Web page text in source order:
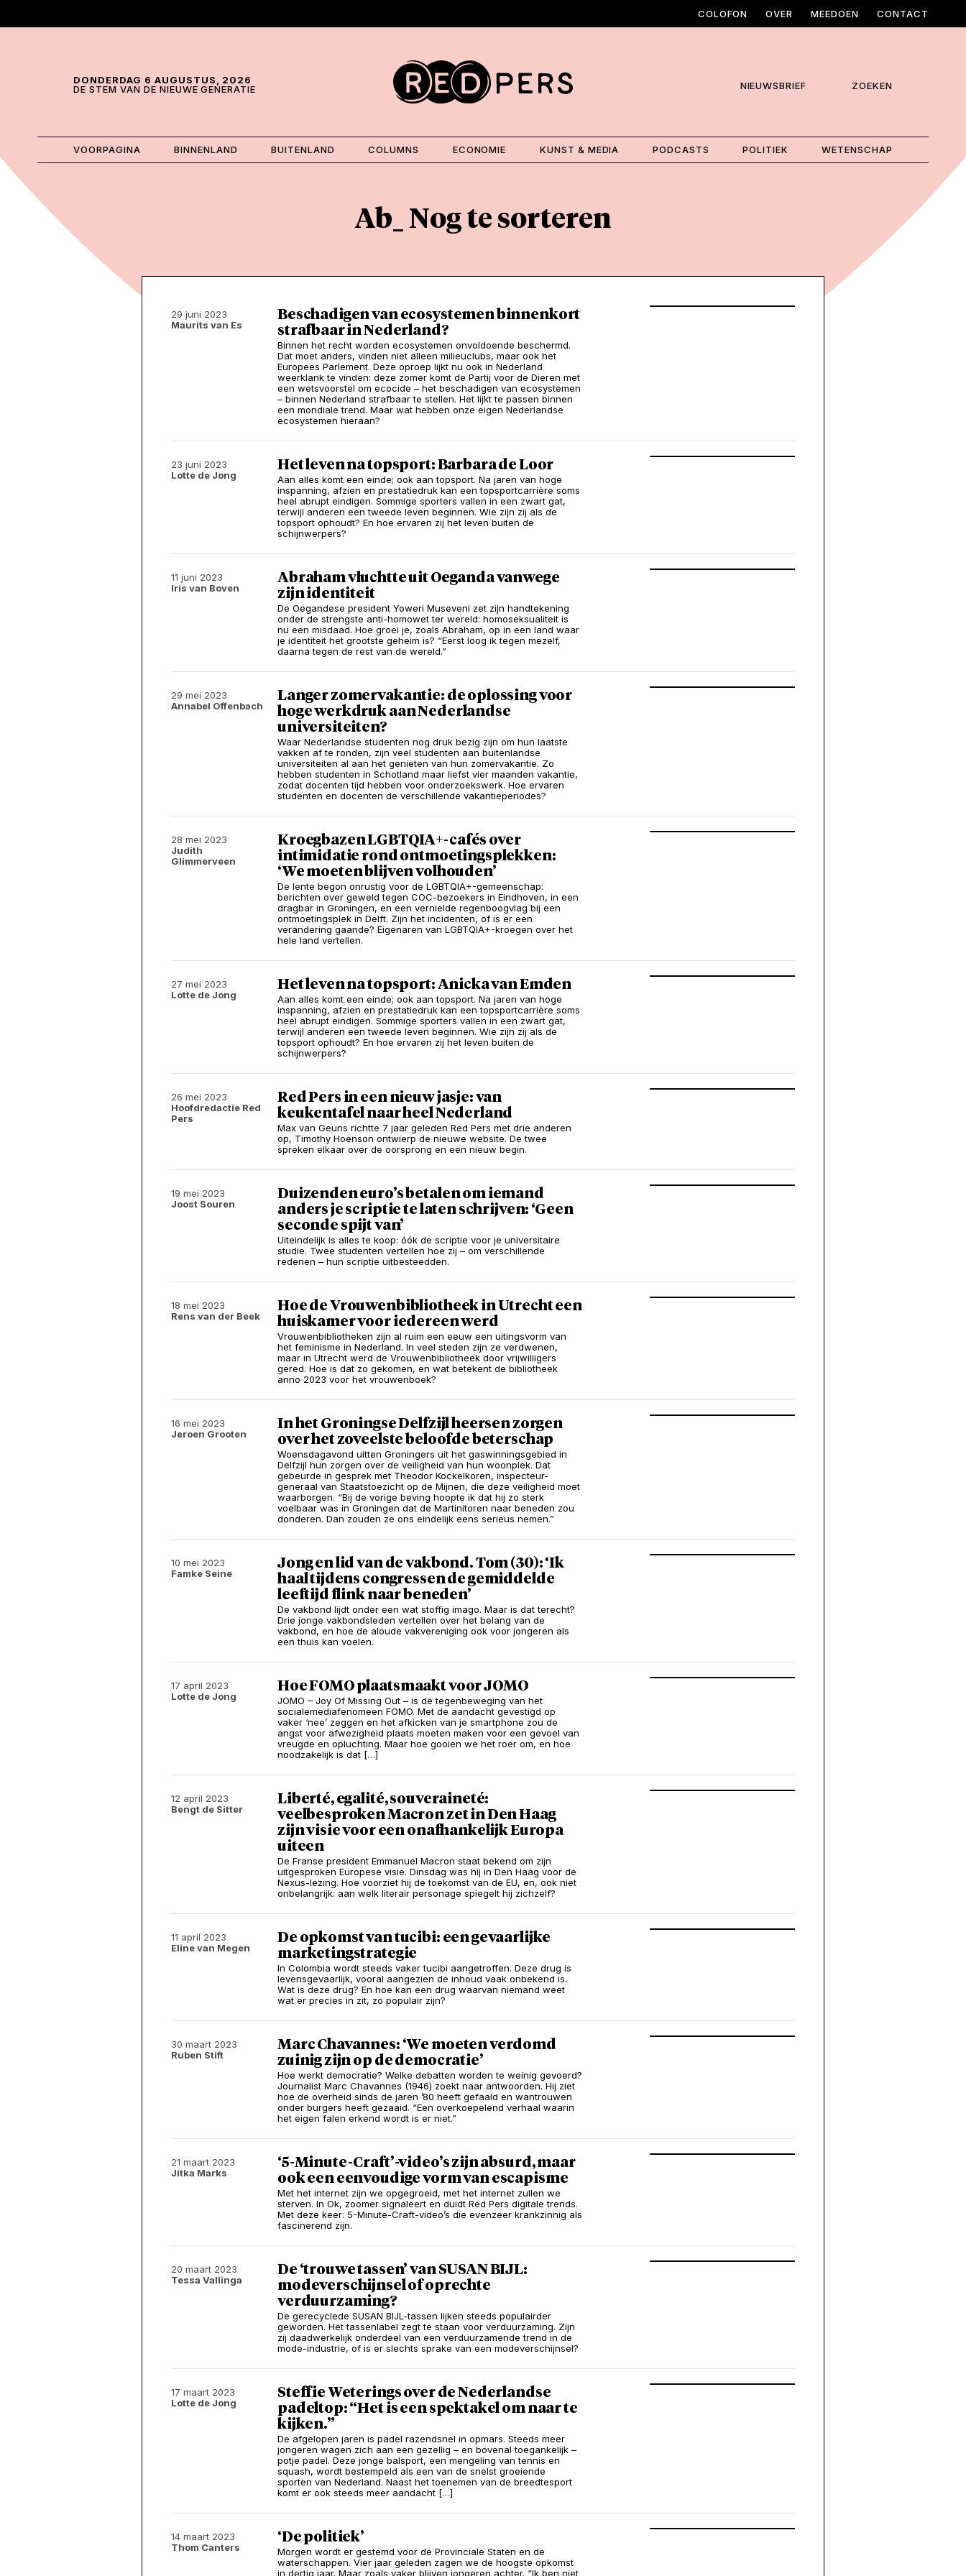
COLOFON OVER MEEDOEN CONTACT
DONDERDAG 6 AUGUSTUS, 2026
DE STEM VAN DE NIEUWE GENERATIE
NIEUWSBRIEF ZOEKEN
VOORPAGINA BINNENLAND BUITENLAND COLUMNS ECONOMIE KUNST & MEDIA PODCASTS POLITIEK WETENSCHAP
Ab_ Nog te sorteren
29 juni 2023
Maurits van Es
Beschadigen van ecosystemen binnenkort
strafbaar in Nederland?
Binnen het recht worden ecosystemen onvoldoende beschermd.
Dat moet anders, vinden niet alleen milieuclubs, maar ook het
Europees Parlement. Deze oproep lijkt nu ook in Nederland
weerklank te vinden: deze zomer komt de Partij voor de Dieren met
een wetsvoorstel om ecocide – het beschadigen van ecosystemen
– binnen Nederland strafbaar te stellen. Het lijkt te passen binnen
een mondiale trend. Maar wat hebben onze eigen Nederlandse
ecosystemen hieraan?
23 juni 2023
Lotte de Jong
Het leven na topsport: Barbara de Loor
Aan alles komt een einde; ook aan topsport. Na jaren van hoge
inspanning, afzien en prestatiedruk kan een topsportcarrière soms
heel abrupt eindigen. Sommige sporters vallen in een zwart gat,
terwijl anderen een tweede leven beginnen. Wie zijn zij als de
topsport ophoudt? En hoe ervaren zij het leven buiten de
schijnwerpers?
11 juni 2023
Iris van Boven
Abraham vluchtte uit Oeganda vanwege
zijn identiteit
De Oegandese president Yoweri Museveni zet zijn handtekening
onder de strengste anti-homowet ter wereld: homoseksualiteit is
nu een misdaad. Hoe groei je, zoals Abraham, op in een land waar
je identiteit het grootste geheim is? “Eerst loog ik tegen mezelf,
daarna tegen de rest van de wereld.”
29 mei 2023
Annabel Offenbach
Langer zomervakantie: de oplossing voor
hoge werkdruk aan Nederlandse
universiteiten?
Waar Nederlandse studenten nog druk bezig zijn om hun laatste
vakken af te ronden, zijn veel studenten aan buitenlandse
universiteiten al aan het genieten van hun zomervakantie. Zo
hebben studenten in Schotland maar liefst vier maanden vakantie,
zodat docenten tijd hebben voor onderzoekswerk. Hoe ervaren
studenten en docenten de verschillende vakantieperiodes?
28 mei 2023
Judith
Glimmerveen
Kroegbazen LGBTQIA+-cafés over
intimidatie rond ontmoetingsplekken:
‘We moeten blijven volhouden’
De lente begon onrustig voor de LGBTQIA+-gemeenschap:
berichten over geweld tegen COC-bezoekers in Eindhoven, in een
dragbar in Groningen, en een vernielde regenboogvlag bij een
ontmoetingsplek in Delft. Zijn het incidenten, of is er een
verandering gaande? Eigenaren van LGBTQIA+-kroegen over het
hele land vertellen.
27 mei 2023
Lotte de Jong
Het leven na topsport: Anicka van Emden
Aan alles komt een einde; ook aan topsport. Na jaren van hoge
inspanning, afzien en prestatiedruk kan een topsportcarrière soms
heel abrupt eindigen. Sommige sporters vallen in een zwart gat,
terwijl anderen een tweede leven beginnen. Wie zijn zij als de
topsport ophoudt? En hoe ervaren zij het leven buiten de
schijnwerpers?
26 mei 2023
Hoofdredactie Red
Pers
Red Pers in een nieuw jasje: van
keukentafel naar heel Nederland
Max van Geuns richtte 7 jaar geleden Red Pers met drie anderen
op, Timothy Hoenson ontwierp de nieuwe website. De twee
spreken elkaar over de oorsprong en een nieuw begin.
19 mei 2023
Joost Souren
Duizenden euro’s betalen om iemand
anders je scriptie te laten schrijven: ‘Geen
seconde spijt van’
Uiteindelijk is alles te koop: óók de scriptie voor je universitaire
studie. Twee studenten vertellen hoe zij – om verschillende
redenen – hun scriptie uitbesteedden.
18 mei 2023
Rens van der Beek
Hoe de Vrouwenbibliotheek in Utrecht een
huiskamer voor iedereen werd
Vrouwenbibliotheken zijn al ruim een eeuw een uitingsvorm van
het feminisme in Nederland. In veel steden zijn ze verdwenen,
maar in Utrecht werd de Vrouwenbibliotheek door vrijwilligers
gered. Hoe is dat zo gekomen, en wat betekent de bibliotheek
anno 2023 voor het vrouwenboek?
16 mei 2023
Jeroen Grooten
In het Groningse Delfzijl heersen zorgen
over het zoveelste beloofde beterschap
Woensdagavond uitten Groningers uit het gaswinningsgebied in
Delfzijl hun zorgen over de veiligheid van hun woonplek. Dat
gebeurde in gesprek met Theodor Kockelkoren, inspecteur-
generaal van Staatstoezicht op de Mijnen, die deze veiligheid moet
waarborgen. “Bij de vorige beving hoopte ik dat hij zo sterk
voelbaar was in Groningen dat de Martinitoren naar beneden zou
donderen. Dan zouden ze ons eindelijk eens serieus nemen.”
10 mei 2023
Famke Seine
Jong en lid van de vakbond. Tom (30): ‘Ik
haal tijdens congressen de gemiddelde
leeftijd flink naar beneden’
De vakbond lijdt onder een wat stoffig imago. Maar is dat terecht?
Drie jonge vakbondsleden vertellen over het belang van de
vakbond, en hoe de aloude vakvereniging ook voor jongeren als
een thuis kan voelen.
17 april 2023
Lotte de Jong
Hoe FOMO plaatsmaakt voor JOMO
JOMO – Joy Of Missing Out – is de tegenbeweging van het
socialemediafenomeen FOMO. Met de aandacht gevestigd op
vaker ‘nee’ zeggen en het afkicken van je smartphone zou de
angst voor afwezigheid plaats moeten maken voor een gevoel van
vreugde en opluchting. Maar hoe gooien we het roer om, en hoe
noodzakelijk is dat […]
12 april 2023
Bengt de Sitter
Liberté, egalité, souveraineté:
veelbesproken Macron zet in Den Haag
zijn visie voor een onafhankelijk Europa
uiteen
De Franse president Emmanuel Macron staat bekend om zijn
uitgesproken Europese visie. Dinsdag was hij in Den Haag voor de
Nexus-lezing. Hoe voorziet hij de toekomst van de EU, en, ook niet
onbelangrijk: aan welk literair personage spiegelt hij zichzelf?
11 april 2023
Eline van Megen
De opkomst van tucibi: een gevaarlijke
marketingstrategie
In Colombia wordt steeds vaker tucibi aangetroffen. Deze drug is
levensgevaarlijk, vooral aangezien de inhoud vaak onbekend is.
Wat is deze drug? En hoe kan een drug waarvan niemand weet
wat er precies in zit, zo populair zijn?
30 maart 2023
Ruben Stift
Marc Chavannes: ‘We moeten verdomd
zuinig zijn op de democratie’
Hoe werkt democratie? Welke debatten worden te weinig gevoerd?
Journalist Marc Chavannes (1946) zoekt naar antwoorden. Hij ziet
hoe de overheid sinds de jaren ’80 heeft gefaald en wantrouwen
onder burgers heeft gezaaid. “Een overkoepelend verhaal waarin
het eigen falen erkend wordt is er niet.”
21 maart 2023
Jitka Marks
‘5-Minute-Craft’-video’s zijn absurd, maar
ook een eenvoudige vorm van escapisme
Met het internet zijn we opgegroeid, met het internet zullen we
sterven. In Ok, zoomer signaleert en duidt Red Pers digitale trends.
Met deze keer: 5-Minute-Craft-video’s die evenzeer krankzinnig als
fascinerend zijn.
20 maart 2023
Tessa Vallinga
De ‘trouwe tassen’ van SUSAN BIJL:
modeverschijnsel of oprechte
verduurzaming?
De gerecyclede SUSAN BIJL-tassen lijken steeds populairder
geworden. Het tassenlabel zegt te staan voor verduurzaming. Zijn
zij daadwerkelijk onderdeel van een verduurzamende trend in de
mode-industrie, of is er slechts sprake van een modeverschijnsel?
17 maart 2023
Lotte de Jong
Steffie Weterings over de Nederlandse
padeltop: “Het is een spektakel om naar te
kijken.”
De afgelopen jaren is padel razendsnel in opmars. Steeds meer
jongeren wagen zich aan een gezellig – en bovenal toegankelijk –
potje padel. Deze jonge balsport, een mengeling van tennis en
squash, wordt bestempeld als een van de snelst groeiende
sporten van Nederland. Naast het toenemen van de breedtesport
komt er ook steeds meer aandacht […]
14 maart 2023
Thom Canters
‘De politiek’
Morgen wordt er gestemd voor de Provinciale Staten en de
waterschappen. Vier jaar geleden zagen we de hoogste opkomst
in dertig jaar. Maar zoals vaker blijven jongeren achter. “Ik ben niet